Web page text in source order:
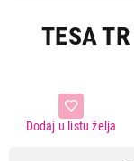
TESA
Dodaj u listu želja